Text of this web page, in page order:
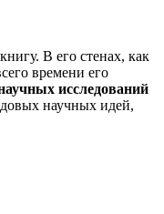
В его стенах, как
времени его
исследований
научных идей,